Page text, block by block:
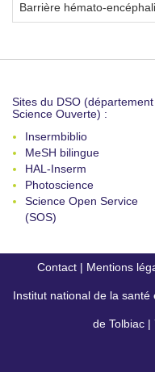
Barrière hémato-
Sites du DSO (département
Science Ouverte) :
Insermbiblio
MeSH bilingue
HAL-Inserm
Photoscience
Science Open Service
(SOS)
Contact | Mentions
Institut national de la
de Tolbiac |